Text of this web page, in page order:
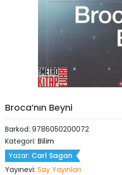
Broca’nın Beyni
Barkod: 9786050200072
Kategori: Bilim
Yazar: Carl Sagan
Yayınevi: Say Yayınları